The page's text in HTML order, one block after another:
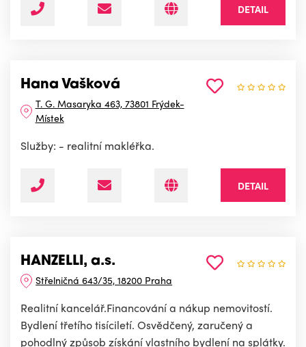
DETAIL
Hana Vašková
T. G. Masaryka 463, 73801 Frýdek-
Místek
Služby: - realitní makléřka.
DETAIL
HANZELLI, a.s.
Střelničná 643/35, 18200 Praha
Realitní kancelář.Financování a nákup nemovitostí.
Bydlení třetího tisíciletí. Osvědčený, zaručený a
pohodlný způsob získání vlastního bydlení na splátky.